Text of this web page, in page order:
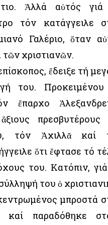
Ἀλλά αὐτός
τόν κατάγγειλε
Γαλέριο, ὅταν
χριστιανῶν.
ἔδειξε τή
του.
ἔπαρχο
πρεσβυτέρους
τόν Ἀχιλλᾶ καί
ὅτι ἔφτασε τό
του. Κατόπιν,
του ὁ
μπροστά
καί παραδόθηκε